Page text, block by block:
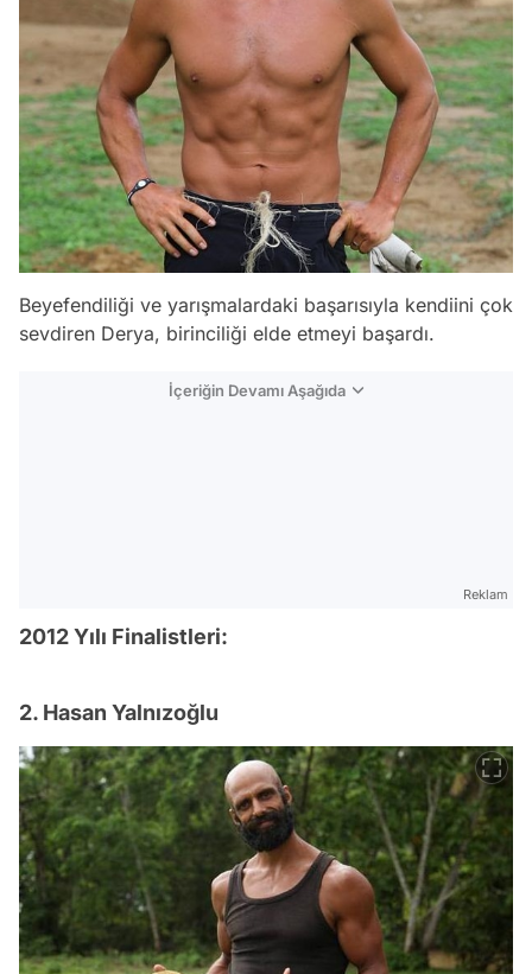
Beyefendiliği ve yarışmalardaki başarısıyla kendiini çok
sevdiren Derya, birinciliği elde etmeyi başardı.
İçeriğin Devamı Aşağıda
Reklam
2012 Yılı Finalistleri:
2. Hasan Yalnızoğlu